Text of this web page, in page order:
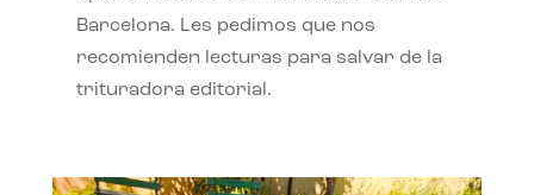
Barcelona. Les pedimos que nos
recomienden lecturas para salvar de la
trituradora editorial.